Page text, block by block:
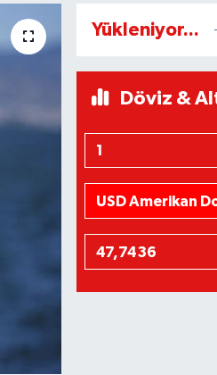
Yükleniyor...
Döviz &